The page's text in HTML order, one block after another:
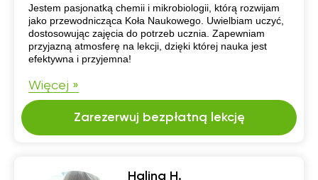
CV
Jestem pasjonatką chemii i mikrobiologii, którą rozwijam
jako przewodnicząca Koła Naukowego. Uwielbiam uczyć,
dostosowując zajęcia do potrzeb ucznia. Zapewniam
przyjazną atmosferę na lekcji, dzięki której nauka jest
efektywna i przyjemna!
Więcej »
Zarezerwuj bezpłatną lekcję
Halina H.